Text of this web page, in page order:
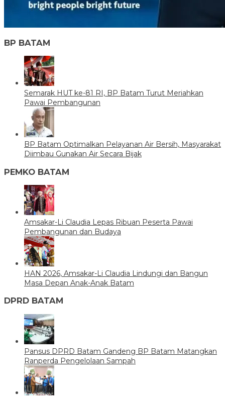
BP BATAM
Semarak HUT ke-81 RI, BP Batam Turut Meriahkan
Pawai Pembangunan
BP Batam Optimalkan Pelayanan Air Bersih, Masyarakat
Diimbau Gunakan Air Secara Bijak
PEMKO BATAM
Amsakar-Li Claudia Lepas Ribuan Peserta Pawai
Pembangunan dan Budaya
HAN 2026, Amsakar-Li Claudia Lindungi dan Bangun
Masa Depan Anak-Anak Batam
DPRD BATAM
Pansus DPRD Batam Gandeng BP Batam Matangkan
Ranperda Pengelolaan Sampah